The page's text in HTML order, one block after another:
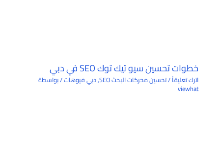
خطوات تحسين سيو تيك توك SEO في دبي
اترك تعليقاً/تحسين محركات البحث SEO ,دبي فيوهات/ بواسطة
viewhat